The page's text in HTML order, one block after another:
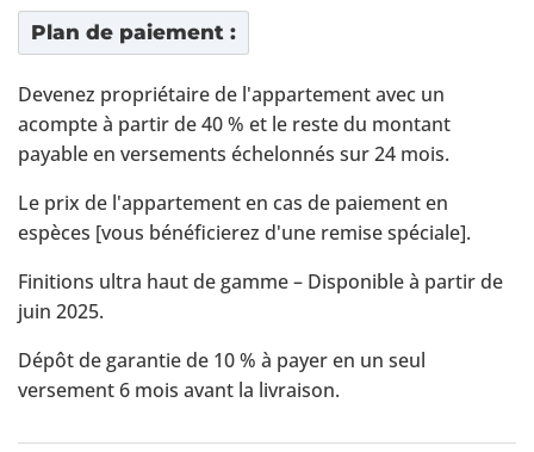
Plan de paiement :
Devenez propriétaire de l'appartement avec un
acompte à partir de 40 % et le reste du montant
payable en versements échelonnés sur 24 mois.
Le prix de l'appartement en cas de paiement en
espèces [vous bénéficierez d'une remise spéciale].
Finitions ultra haut de gamme – Disponible à partir de
juin 2025.
Dépôt de garantie de 10 % à payer en un seul
versement 6 mois avant la livraison.